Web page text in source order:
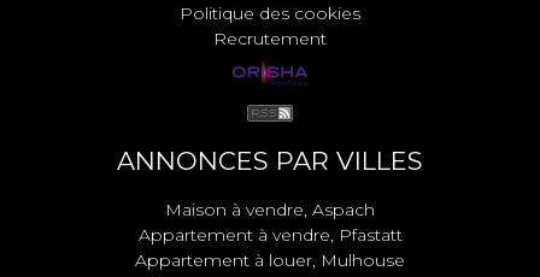
Politique des cookies
Recrutement
ANNONCES PAR VILLES
Maison à vendre, Aspach
Appartement à vendre, Pfastatt
Appartement à louer, Mulhouse